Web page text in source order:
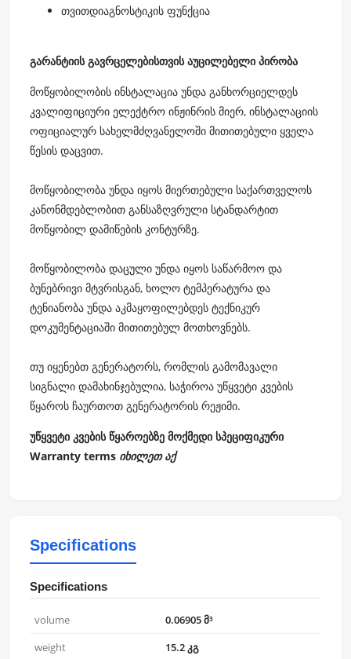
თვითდიაგნოსტიკის ფუნქცია
გარანტიის გავრცელებისთვის აუცილებელი პირობა
მოწყობილობის ინსტალაცია უნდა განხორციელდეს
კვალიფიციური ელექტრო ინჟინრის მიერ, ინსტალაციის
ოფიციალურ სახელმძღვანელოში მითითებული ყველა
წესის დაცვით.
მოწყობილობა უნდა იყოს მიერთებული საქართველოს
კანონმდებლობით განსაზღვრული სტანდარტით
მოწყობილ დამიწების კონტურზე.
მოწყობილობა დაცული უნდა იყოს საწარმოო და
ბუნებრივი მტვრისგან, ხოლო ტემპერატურა და
ტენიანობა უნდა აკმაყოფილებდეს ტექნიკურ
დოკუმენტაციაში მითითებულ მოთხოვნებს.
თუ იყენებთ გენერატორს, რომლის გამომავალი
სიგნალი დამახინჯებულია, საჭიროა უწყვეტი კვების
წყაროს ჩაურთოთ გენერატორის რეჟიმი.
უწყვეტი კვების წყაროებზე მოქმედი სპეციფიკური
Warranty terms იხილეთ აქ
Specifications
Specifications
volume
0.06905 მ³
weight
15.2 კგ